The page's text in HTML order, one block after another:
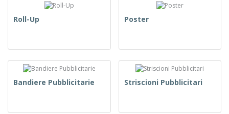
Roll-Up Poster
Bandiere Pubblicitarie Striscioni Pubblicitari